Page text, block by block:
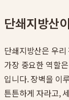
단쇄지방산
단쇄지방산은 우
가장 중요한 역할
입니다. 장벽을 이
튼튼하게 자라고,